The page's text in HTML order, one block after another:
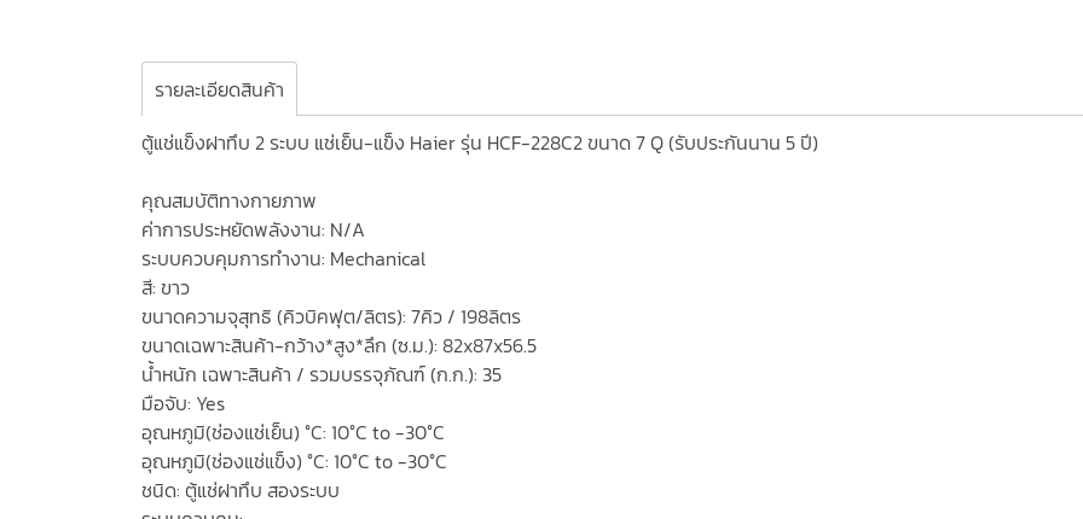
รายละเอียดสินค้า
ตู้แช่แข็งฝาทึบ 2 ระบบ แช่เย็น-แข็ง Haier รุ่น HCF-228C2 ขนาด 7 Q (รับประกันนาน 5 ปี)
คุณสมบัติทางกายภาพ
ค่าการประหยัดพลังงาน: N/A
ระบบควบคุมการทำงาน: Mechanical
สี: ขาว
ขนาดความจุสุทธิ (คิวบิคฟุต/ลิตร): 7คิว / 198ลิตร
ขนาดเฉพาะสินค้า-กว้าง*สูง*ลึก (ซ.ม.): 82x87x56.5
น้ำหนัก เฉพาะสินค้า / รวมบรรจุภัณฑ์ (ก.ก.): 35
มือจับ: Yes
อุณหภูมิ(ช่องแช่เย็น) °C: 10°C to -30°C
อุณหภูมิ(ช่องแช่แข็ง) °C: 10°C to -30°C
ชนิด: ตู้แช่ฝาทึบ สองระบบ